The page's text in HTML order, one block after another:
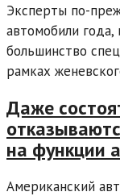
Эксперты по-
автомобили года,
большинство
рамках
Даже
на функции
Американский